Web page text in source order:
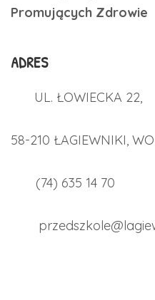
Promujących Zdrowie
ADRES
UL. ŁOWIECKA 22,
58-210 ŁAGIEWNIKI,
(74) 635 14 70